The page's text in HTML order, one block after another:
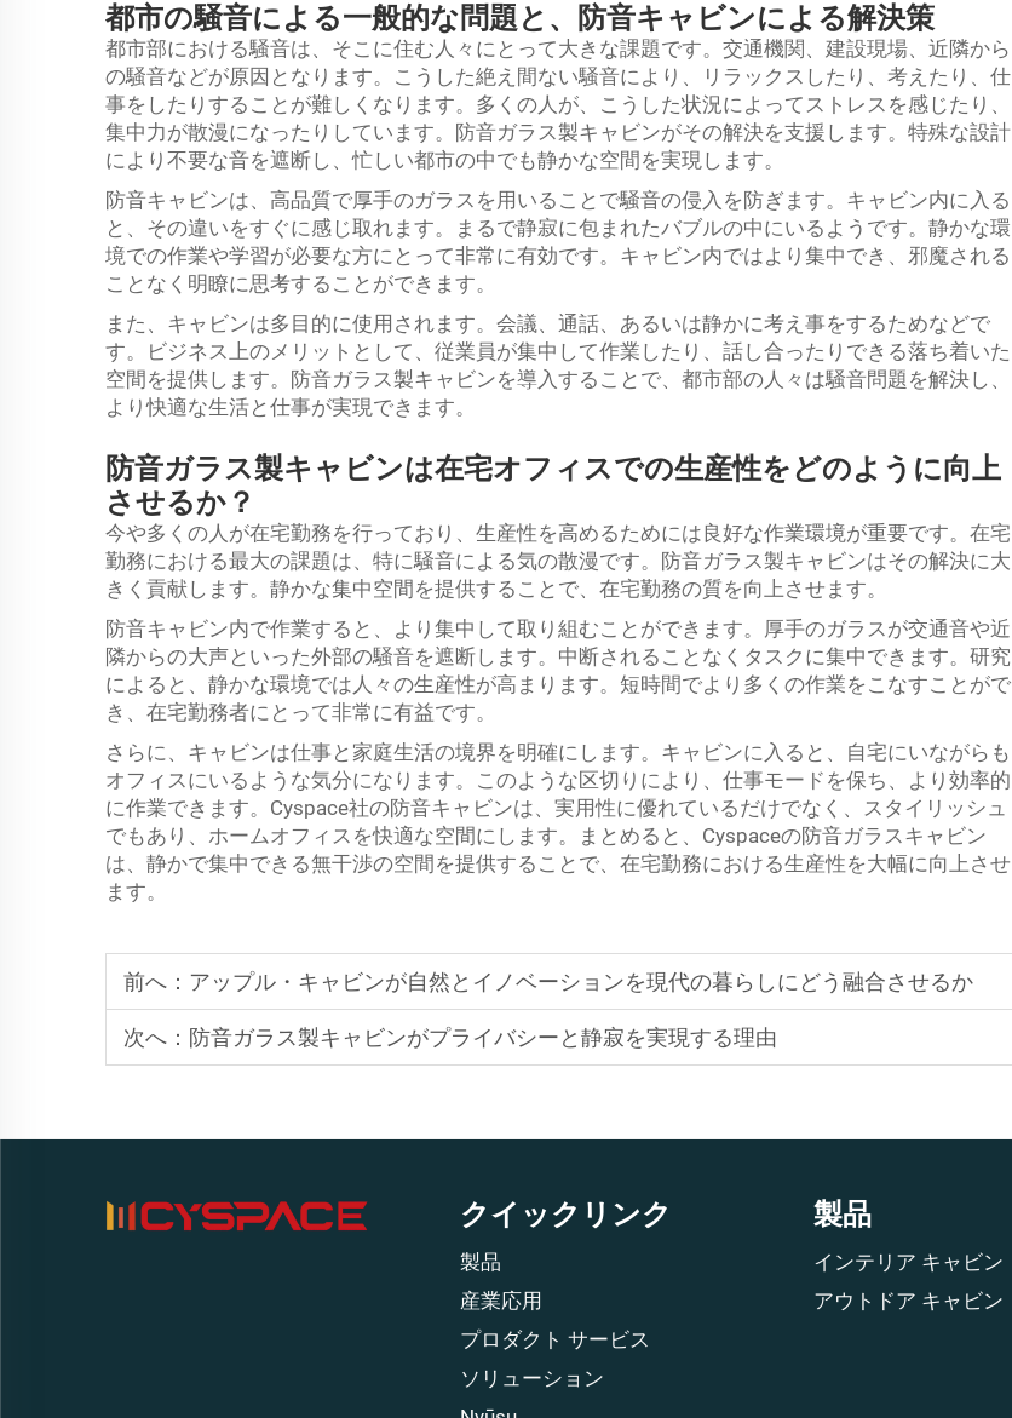
都市の騒音による一般的な問題と、防音キャビンによる解決策
都市部における騒音は、そこに住む人々にとって大きな課題です。交通機関、建設現場、近隣から
の騒音などが原因となります。こうした絶え間ない騒音により、リラックスしたり、考えたり、仕
事をしたりすることが難しくなります。多くの人が、こうした状況によってストレスを感じたり、
集中力が散漫になったりしています。防音ガラス製キャビンがその解決を支援します。特殊な設計
により不要な音を遮断し、忙しい都市の中でも静かな空間を実現します。
防音キャビンは、高品質で厚手のガラスを用いることで騒音の侵入を防ぎます。キャビン内に入る
と、その違いをすぐに感じ取れます。まるで静寂に包まれたバブルの中にいるようです。静かな環
境での作業や学習が必要な方にとって非常に有効です。キャビン内ではより集中でき、邪魔される
ことなく明瞭に思考することができます。
また、キャビンは多目的に使用されます。会議、通話、あるいは静かに考え事をするためなどで
す。ビジネス上のメリットとして、従業員が集中して作業したり、話し合ったりできる落ち着いた
空間を提供します。防音ガラス製キャビンを導入することで、都市部の人々は騒音問題を解決し、
より快適な生活と仕事が実現できます。
防音ガラス製キャビンは在宅オフィスでの生産性をどのように向上
させるか？
今や多くの人が在宅勤務を行っており、生産性を高めるためには良好な作業環境が重要です。在宅
勤務における最大の課題は、特に騒音による気の散漫です。防音ガラス製キャビンはその解決に大
きく貢献します。静かな集中空間を提供することで、在宅勤務の質を向上させます。
防音キャビン内で作業すると、より集中して取り組むことができます。厚手のガラスが交通音や近
隣からの大声といった外部の騒音を遮断します。中断されることなくタスクに集中できます。研究
によると、静かな環境では人々の生産性が高まります。短時間でより多くの作業をこなすことがで
き、在宅勤務者にとって非常に有益です。
さらに、キャビンは仕事と家庭生活の境界を明確にします。キャビンに入ると、自宅にいながらも
オフィスにいるような気分になります。このような区切りにより、仕事モードを保ち、より効率的
に作業できます。Cyspace社の防音キャビンは、実用性に優れているだけでなく、スタイリッシュ
でもあり、ホームオフィスを快適な空間にします。まとめると、Cyspaceの防音ガラスキャビン
は、静かで集中できる無干渉の空間を提供することで、在宅勤務における生産性を大幅に向上させ
ます。
前へ： アップル・キャビンが自然とイノベーションを現代の暮らしにどう融合させるか
次へ： 防音ガラス製キャビンがプライバシーと静寂を実現する理由
クイックリンク
製品
産業応用
プロダクト サービス
ソリューション
製品
インテリア キャビン
アウトドア キャビン